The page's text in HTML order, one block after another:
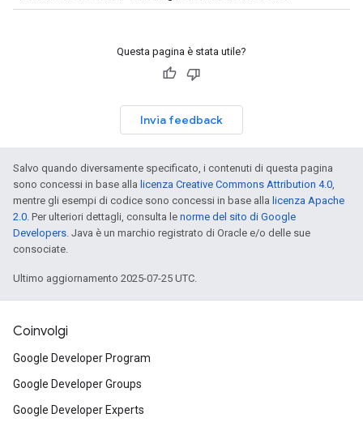
Questa pagina è stata utile?
Invia feedback
Salvo quando diversamente specificato, i contenuti di questa pagina
sono concessi in base alla licenza Creative Commons Attribution 4.0,
mentre gli esempi di codice sono concessi in base alla licenza Apache
2.0. Per ulteriori dettagli, consulta le norme del sito di Google
Developers. Java è un marchio registrato di Oracle e/o delle sue
consociate.
Ultimo aggiornamento 2025-07-25 UTC.
Coinvolgi
Google Developer Program
Google Developer Groups
Google Developer Experts